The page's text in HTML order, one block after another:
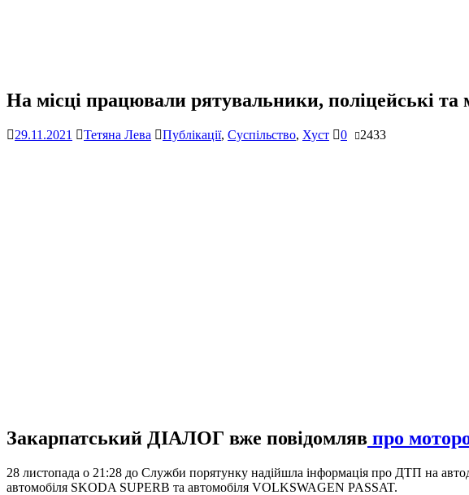
На місці працювали рятувальники, поліцейські
29.11.2021 Тетяна Лева Публікації, Суспільство, Хуст 0 2433
Закарпатський ДІАЛОГ вже повідомляв про
28 листопада о 21:28 до Служби порятунку надійшла інформація про ДТП на
автомобіля SKODA SUPERB та автомобіля VOLKSWAGEN PASSAT.